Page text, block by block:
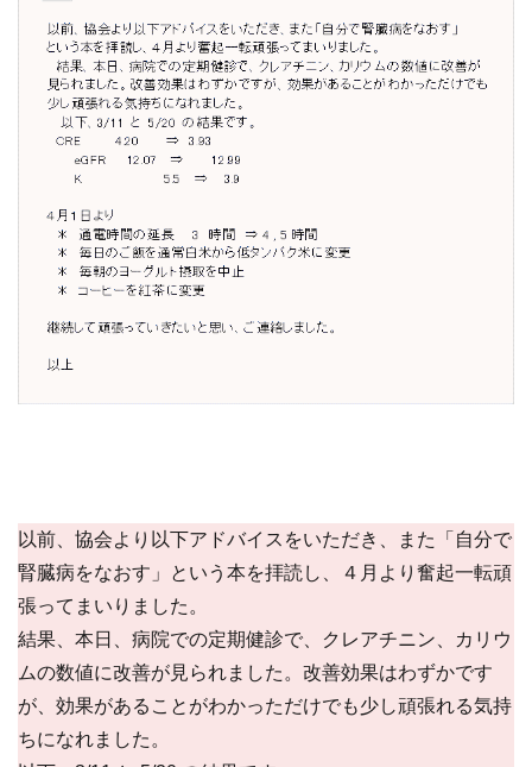
以前、協会より以下アドバイスをいただき、また「自分で
腎臓病をなおす」という本を拝読し、４月より奮起一転頑
張ってまいりました。
結果、本日、病院での定期健診で、クレアチニン、カリウ
ムの数値に改善が見られました。改善効果はわずかです
が、効果があることがわかっただけでも少し頑張れる気持
ちになれました。